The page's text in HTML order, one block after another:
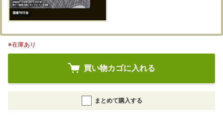
※在庫あり
買い物カゴに入れる
まとめて購入する